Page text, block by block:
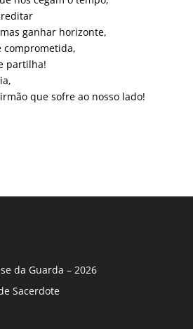
ganhar horizonte,
comprometida,
partilha!
que sofre ao nosso lado!
da Guarda – 2026
Sacerdote